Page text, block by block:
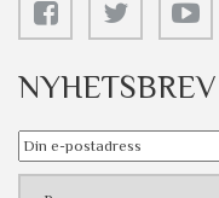
NYHETSBREV